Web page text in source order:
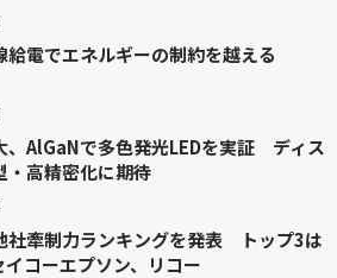
給電でエネルギーの制約を越える
、AlGaNで多色発光LEDを実証 ディス
・高精密化に期待
社牽制力ランキングを発表 トップ3は
イコーエプソン、リコー